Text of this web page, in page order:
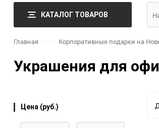
КАТАЛОГ ТОВАРОВ
Главная Корпоративные подарки на
Украшения для
Цена (руб.)